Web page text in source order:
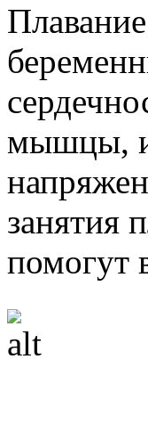
мышцы, и
занятия
помогут